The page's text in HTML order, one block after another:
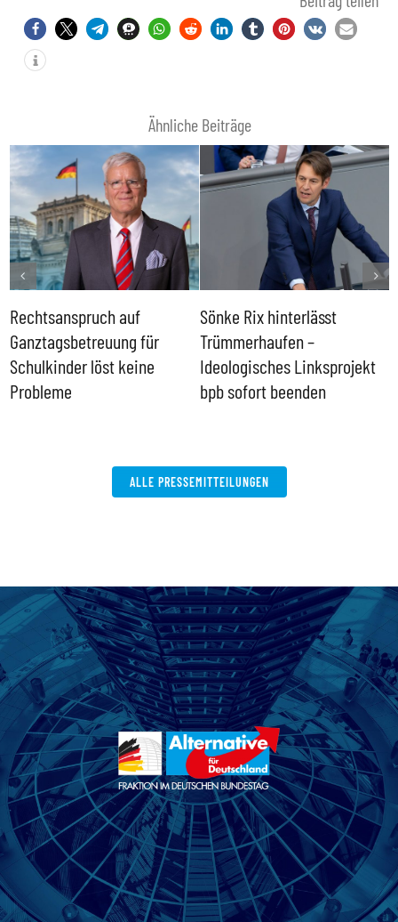
Ähnliche Beiträge
Rechtsanspruch auf
Ganztagsbetreuung für
Schulkinder löst keine
Probleme
Sönke Rix hinterlässt
Trümmerhaufen –
Ideologisches Linksprojekt
bpb sofort beenden
ALLE PRESSEMITTEILUNGEN